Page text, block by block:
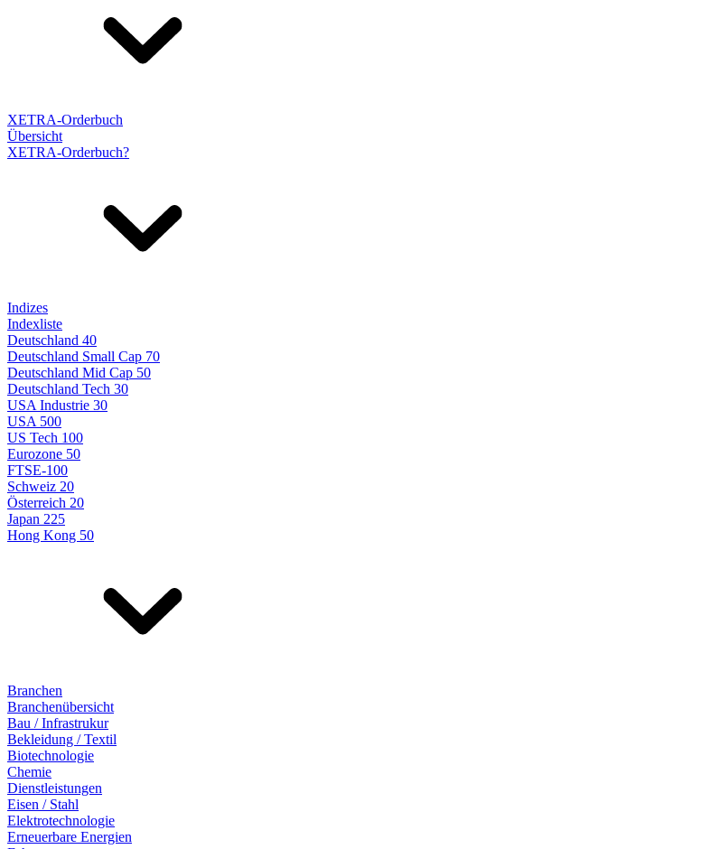
XETRA-Orderbuch
Übersicht
XETRA-Orderbuch?
Indizes
Indexliste
Deutschland 40
Deutschland Small Cap 70
Deutschland Mid Cap 50
Deutschland Tech 30
USA Industrie 30
USA 500
US Tech 100
Eurozone 50
FTSE-100
Schweiz 20
Österreich 20
Japan 225
Hong Kong 50
Branchen
Branchenübersicht
Bau / Infrastrukur
Bekleidung / Textil
Biotechnologie
Chemie
Dienstleistungen
Eisen / Stahl
Elektrotechnologie
Erneuerbare Energien